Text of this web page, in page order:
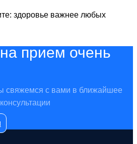
здоровье важнее любых
прием очень
свяжемся с вами в ближайшее